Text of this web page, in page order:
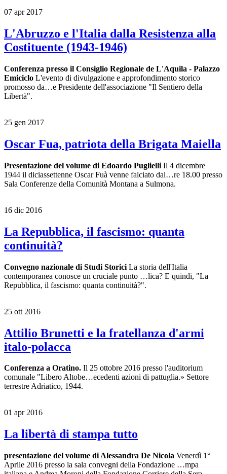
07 apr 2017
L'Abruzzo e l'Italia dalla Resistenza alla
Costituente (1943-1946)
Conferenza presso il Consiglio Regionale de L'Aquila - Palazzo
Emiciclo L'evento di divulgazione e approfondimento storico
promosso da…e Presidente dell'associazione "Il Sentiero della
Libertà".
25 gen 2017
Oscar Fua, patriota della Brigata Maiella
Presentazione del volume di Edoardo Puglielli Il 4 dicembre
1944 il diciassettenne Oscar Fuà venne falciato dal…re 18.00 presso
Sala Conferenze della Comunità Montana a Sulmona.
16 dic 2016
La Repubblica, il fascismo: quanta
continuità?
Convegno nazionale di Studi Storici La storia dell'Italia
contemporanea conosce un cruciale punto …lica? E quindi, "La
Repubblica, il fascismo: quanta continuità?".
25 ott 2016
Attilio Brunetti e la fratellanza d'armi
italo-polacca
Conferenza a Oratino. Il 25 ottobre 2016 presso l'auditorium
comunale "Libero Altobe…ecedenti azioni di pattuglia.» Settore
terrestre Adriatico, 1944.
01 apr 2016
La libertà di stampa tutto
presentazione del volume di Alessandra De Nicola Venerdì 1°
Aprile 2016 presso la sala convegni della Fondazione …mpa